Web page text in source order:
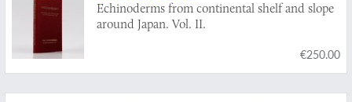
Echinoderms from continental shelf and slope
around Japan. Vol. II.
€250.00